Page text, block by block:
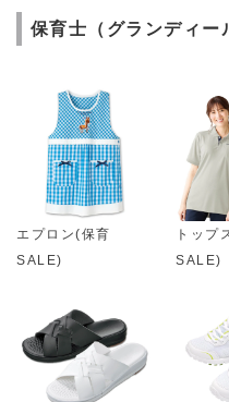
保育士（グランディ
エプロン(保育
SALE)
トップ
SALE)